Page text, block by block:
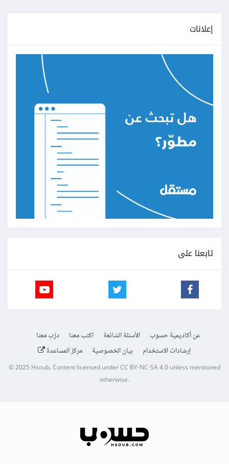
إعلانات
تابعنا على
عن أكاديمية حسوب الأسئلة الشائعة اكتب معنا
درّب معنا
إرشادات الاستخدام
بيان الخصوصية مركز المساعدة
© 2025Hsoub.Content licensed underCC BY-NC-SA 4.0unless mentioned
otherwise.